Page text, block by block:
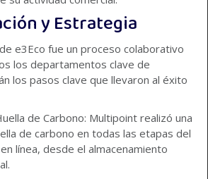
y Estrategia
e3Eco fue un proceso colaborativo
los departamentos clave de
los pasos clave que llevaron al éxito
de Carbono: Multipoint realizó una
de carbono en todas las etapas del
línea, desde el almacenamiento